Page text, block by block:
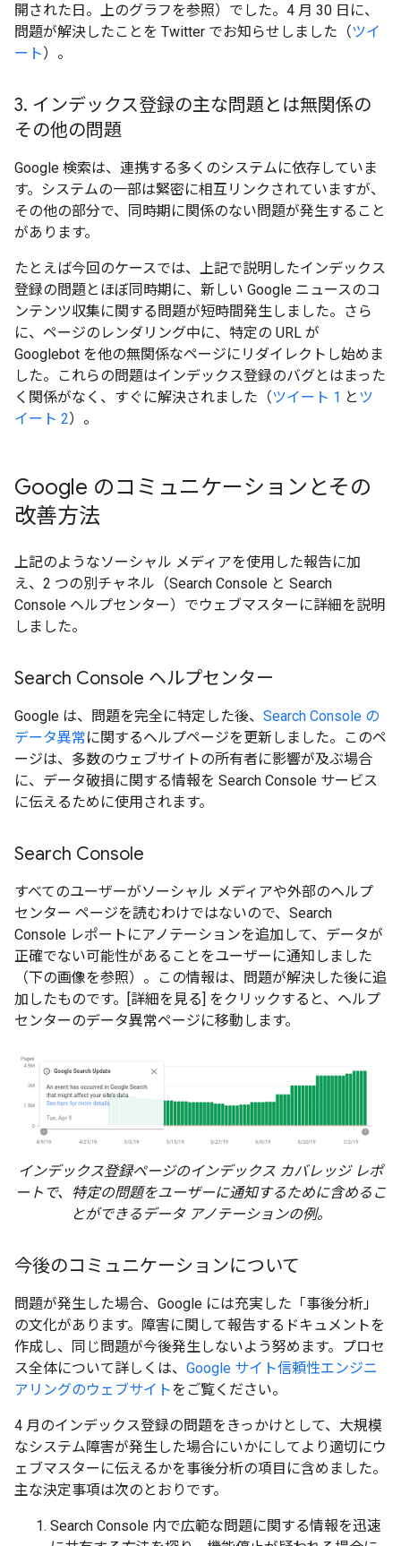
開された日。上のグラフを参照）でした。4 月 30 日に、
問題が解決したことを Twitter でお知らせしました（ツイ
ート）。
3. インデックス登録の主な問題とは無関係の
その他の問題
Google 検索は、連携する多くのシステムに依存していま
す。システムの一部は緊密に相互リンクされていますが、
その他の部分で、同時期に関係のない問題が発生すること
があります。
たとえば今回のケースでは、上記で説明したインデックス
登録の問題とほぼ同時期に、新しい Google ニュースのコ
ンテンツ収集に関する問題が短時間発生しました。さら
に、ページのレンダリング中に、特定の URL が
Googlebot を他の無関係なページにリダイレクトし始めま
した。これらの問題はインデックス登録のバグとはまった
く関係がなく、すぐに解決されました（ツイート 1 と ツ
イート 2）。
Google のコミュニケーションとその
改善方法
上記のようなソーシャル メディアを使用した報告に加
え、2 つの別チャネル（Search Console と Search
Console ヘルプセンター）でウェブマスターに詳細を説明
しました。
Search Console ヘルプセンター
Google は、問題を完全に特定した後、 Search Console の
データ異常に関するヘルプページを更新しました。このペ
ージは、多数のウェブサイトの所有者に影響が及ぶ場合
に、データ破損に関する情報を Search Console サービス
に伝えるために使用されます。
Search Console
すべてのユーザーがソーシャル メディアや外部のヘルプ
センター ページを読むわけではないので、Search
Console レポートにアノテーションを追加して、データが
正確でない可能性があることをユーザーに通知しました
（下の画像を参照）。この情報は、問題が解決した後に追
加したものです。[詳細を見る] をクリックすると、ヘルプ
センターのデータ異常ページに移動します。
インデックス登録ページのインデックス カバレッジ レポ
ートで、特定の問題をユーザーに通知するために含めるこ
とができるデータ アノテーションの例。
今後のコミュニケーションについて
問題が発生した場合、Google には充実した「事後分析」
の文化があります。障害に関して報告するドキュメントを
作成し、同じ問題が今後発生しないよう努めます。プロセ
ス全体について詳しくは、 Google サイト信頼性エンジニ
アリングのウェブサイトをご覧ください。
4 月のインデックス登録の問題をきっかけとして、大規模
なシステム障害が発生した場合にいかにしてより適切にウ
ェブマスターに伝えるかを事後分析の項目に含めました。
主な決定事項は次のとおりです。
Search Console 内で広範な問題に関する情報を迅速